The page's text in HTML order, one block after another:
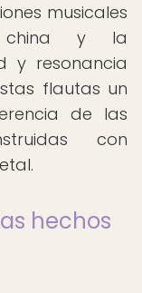
musicales
y la
y resonancia
flautas un
de las
con
hechos